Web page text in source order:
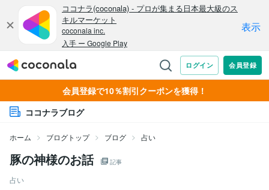
会員登録で10％割引クーポンを獲得！
ココナラブログ
ホーム ブログトップ ブログ 占い
豚の神様のお話 記事
占い